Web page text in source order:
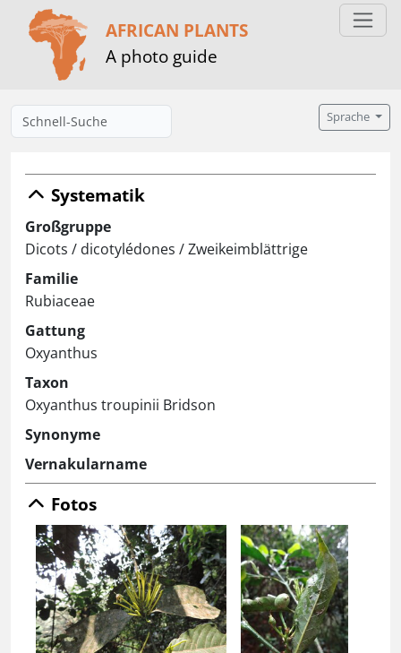
AFRICAN PLANTS
A photo guide
Sprache
Systematik
Großgruppe
Dicots / dicotylédones / Zweikeimblättrige
Familie
Rubiaceae
Gattung
Oxyanthus
Taxon
Oxyanthus troupinii Bridson
Synonyme
Vernakularname
Fotos